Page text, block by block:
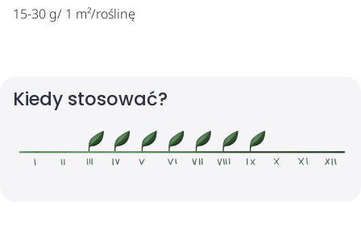
15-30 g/ 1 m²/roślinę
Kiedy stosować?